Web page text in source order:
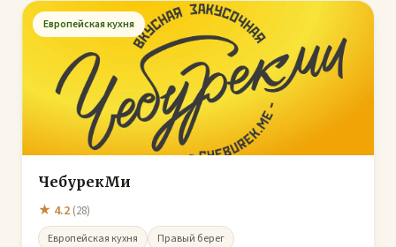
Европейская кухня
ЧебурекМи
★ 4.2 (28)
Европейская кухня Правый берег